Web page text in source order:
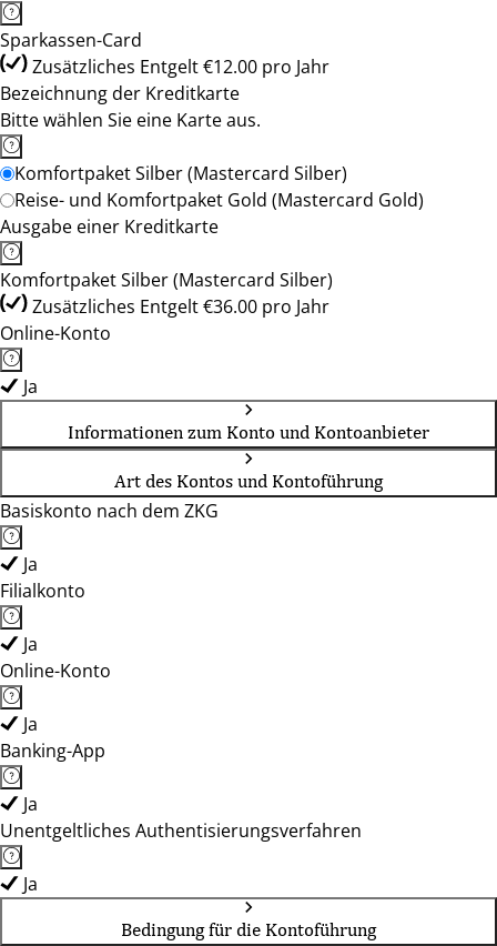
Sparkassen-Card
Zusätzliches Entgelt €12.00 pro Jahr
Bezeichnung der Kreditkarte
Bitte wählen Sie eine Karte aus.
Komfortpaket Silber (Mastercard Silber)
Reise- und Komfortpaket Gold (Mastercard Gold)
Ausgabe einer Kreditkarte
Komfortpaket Silber (Mastercard Silber)
Zusätzliches Entgelt €36.00 pro Jahr
Online-Konto
Ja
Informationen zum Konto und Kontoanbieter
Art des Kontos und Kontoführung
Basiskonto nach dem ZKG
Ja
Filialkonto
Ja
Online-Konto
Ja
Banking-App
Ja
Unentgeltliches Authentisierungsverfahren
Ja
Bedingung für die Kontoführung